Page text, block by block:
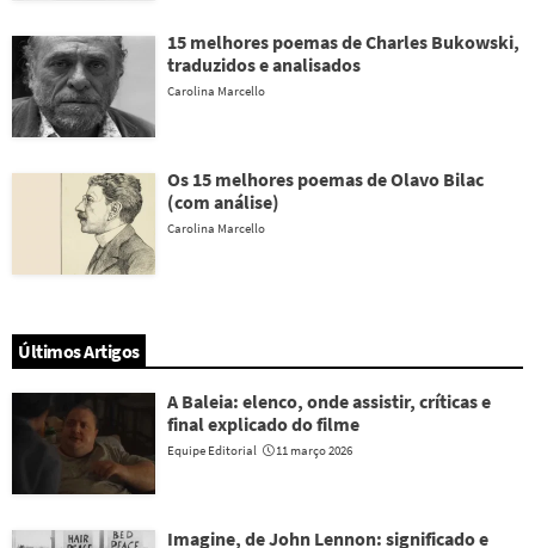
15 melhores poemas de Charles Bukowski,
traduzidos e analisados
Carolina Marcello
Os 15 melhores poemas de Olavo Bilac
(com análise)
Carolina Marcello
Últimos Artigos
A Baleia: elenco, onde assistir, críticas e
final explicado do filme
Equipe Editorial 11 março 2026
Imagine, de John Lennon: significado e